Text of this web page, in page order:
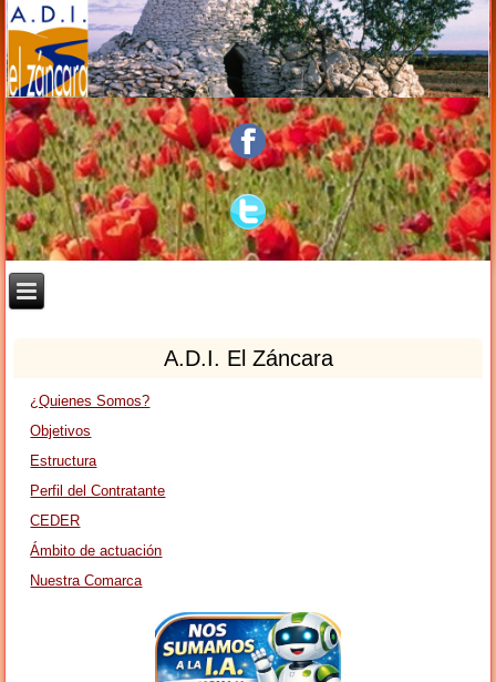
A.D.I. El Záncara
¿Quienes Somos?
Objetivos
Estructura
Perfil del Contratante
CEDER
Ámbito de actuación
Nuestra Comarca